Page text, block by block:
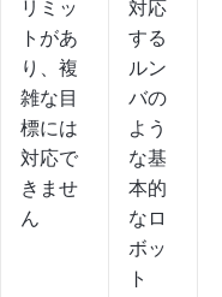
リミッ
トがあ
り、複
雑な目
標には
対応で
きませ
ん
対応
する
ルン
バの
よう
な基
本的
なロ
ボッ
ト